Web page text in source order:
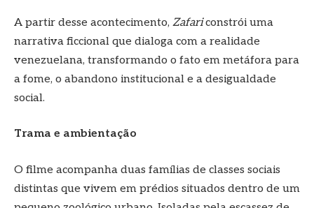
A partir desse acontecimento, Zafariconstrói uma
narrativa ficcional que dialoga com a realidade
venezuelana, transformando o fato em metáfora para
a fome, o abandono institucional e a desigualdade
social.
Trama e ambientação
O filme acompanha duas famílias de classes sociais
distintas que vivem em prédios situados dentro de um